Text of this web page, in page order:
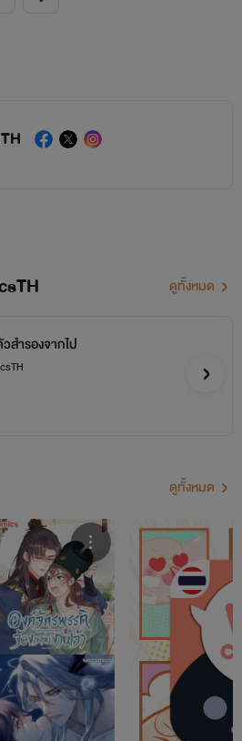
ดูทั้งหมด
สำรองจากไป
ดูทั้งหมด